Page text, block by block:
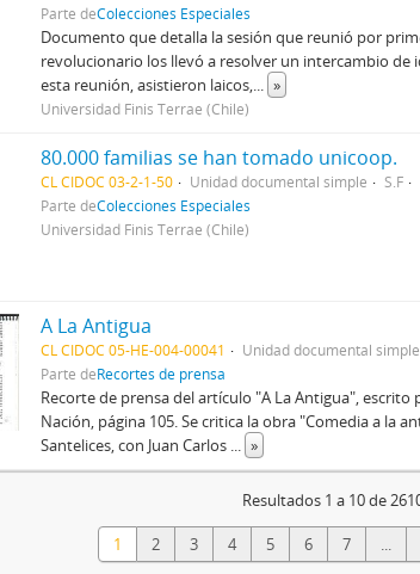
Parte deColecciones Especiales
Documento que detalla la sesión que reunió por
revolucionario los llevó a resolver un intercambio de
esta reunión, asistieron laicos,... »
Universidad Finis Terrae (Chile)
80.000 familias se han tomado unicoop.
CL CIDOC 03-2-1-50 Unidad documental simple
S.F
Parte deColecciones Especiales
Universidad Finis Terrae (Chile)
A La Antigua
CL CIDOC 05-HE-004-00041 Unidad documental simple
Parte deRecortes de prensa
Recorte de prensa del artículo "A La Antigua",
Nación, página 105. Se critica la obra "Comedia a la
Santelices, con Juan Carlos ... »
Resultados 1 a 10 de
1 2 3 4 5 6 7 ...